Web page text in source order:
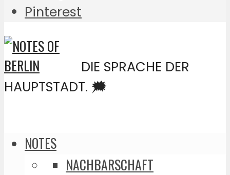
Pinterest
DIE SPRACHE DER
HAUPTSTADT. 🗯️
NOTES
NACHBARSCHAFT